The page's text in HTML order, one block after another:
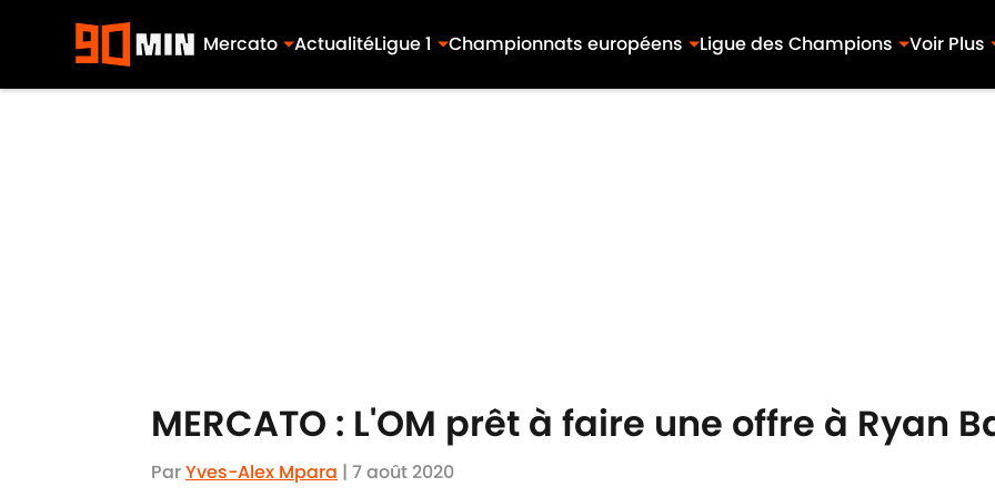
Mercato ActualitéLigue 1 Championnats européens Ligue des Champions Voir Plus
MERCATO : L'OM prêt à faire une offre à Ryan
ParYves-Alex Mpara | 7 août 2020